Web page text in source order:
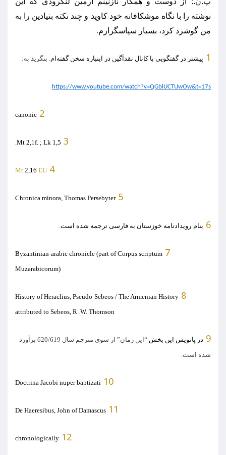
نوشته را با نگاه موشکافانه خود کاوید و چند نکته بنیادین را به
من گوشزد کرد، بسیار سپاسگزارم.
1 پیشتر در گفتگویی با کانال نقدآگین در اینباره سخن گفته‌ام. بنگرید به:
https://www.youtube.com/watch?v=QGblUCTUwOw&t=17s
2
canonic
3
Mt 2,1f. ; Lk 1,5
.
4
Mt 2,16 EU
5
Chronica minora, Thomas Persebyter
6 بنام رویدادنامه خوزستان به فارسی ترجمه شده است.
7
Byzantinian-arabic chronicle (part of Corpus scriptum
Muzarabicorum)
8
History of Heraclius, Pseudo-Sebeos / The Armenian History
attributed to Sebeos, R. W. Thomson
9 در پانویس این بخش “ این زمان” از سوی مترجم سال 620/619 برآورد
شده است.
10
Doctrina Jacobi nuper baptizati
11
De Haeresibus, John of Damascus
12
chronologically